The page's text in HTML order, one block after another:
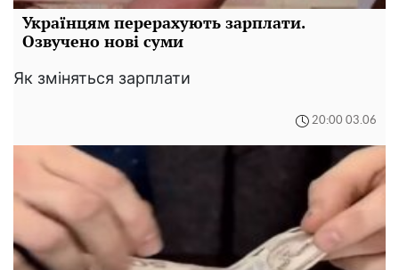
Українцям перерахують зарплати.
Озвучено нові суми
Як зміняться зарплати
20:00 03.06